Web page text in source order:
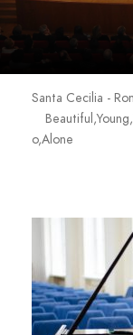
Santa Cecilia -
o,Alone